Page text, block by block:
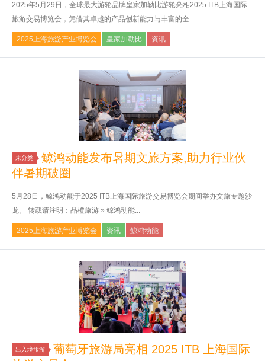
2025年5月29日，全球最大游轮品牌皇家加勒比游轮亮相2025 ITB上海国际
旅游交易博览会，凭借其卓越的产品创新能力与丰富的全...
2025上海旅游产业博览会 皇家加勒比 资讯
未分类
鲸鸿动能发布暑期文旅方案,助力行业伙
伴暑期破圈
5月28日，鲸鸿动能于2025 ITB上海国际旅游交易博览会期间举办文旅专题沙
龙。 转载请注明：品橙旅游 » 鲸鸿动能...
2025上海旅游产业博览会 资讯 鲸鸿动能
出入境旅游
葡萄牙旅游局亮相 2025 ITB 上海国际